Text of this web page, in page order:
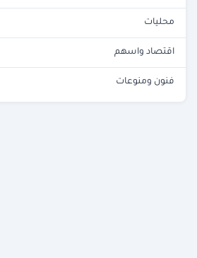
محليات
اقتصاد واسهم
فنون ومنوعات